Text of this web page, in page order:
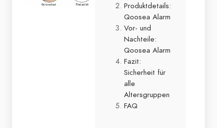
Produktdetails:
Qoosea Alarm
Vor- und
Nachteile:
Qoosea Alarm
Fazit:
Sicherheit für
alle
Altersgruppen
FAQ